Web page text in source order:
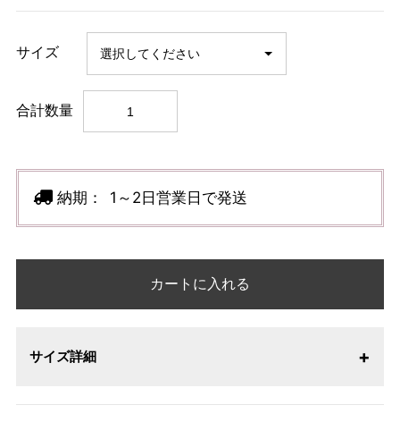
サイズ
合計数量
納期： 1～2日営業日で発送
カートに入れる
サイズ詳細